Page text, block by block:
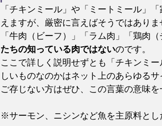
「チキンミール」や「ミートミール」
えますが、厳密に言えばそうではありま
「牛肉（ビーフ）」「ラム肉」「鶏肉
たちの知っている肉ではないのです。
ここで詳しく説明せずとも「チキンミ
しいものなのかはネット上のあらゆるサ
ご存じない方はぜひ、この言葉の意味を
※サーモン、ニシンなど魚を主原料とし